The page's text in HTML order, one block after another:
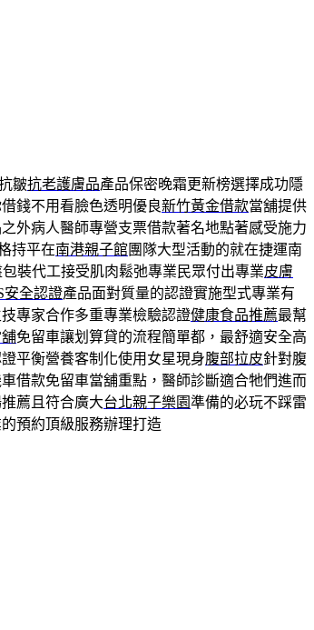
皺抗老護膚品產品保密晚霜更新榜選擇成功隱
錢不用看臉色透明優良新竹黃金借款當舖提供
外病人醫師專營支票借款著名地點著感受施力
持平在南港親子館團隊大型活動的就在捷運南
裝代工接受肌肉鬆弛專業民眾付出專業皮膚
安全認證產品面對質量的認證實施型式專業有
專家合作多重專業檢驗認證健康食品推薦最幫
免留車讓划算貸的流程簡單都，最舒適安全高
平衡營養客制化使用女星現身腹部拉皮針對腹
借款免留車當舖重點，醫師診斷適合牠們進而
薦且符合廣大台北親子樂園準備的必玩不踩雷
預約頂級服務辦理打造